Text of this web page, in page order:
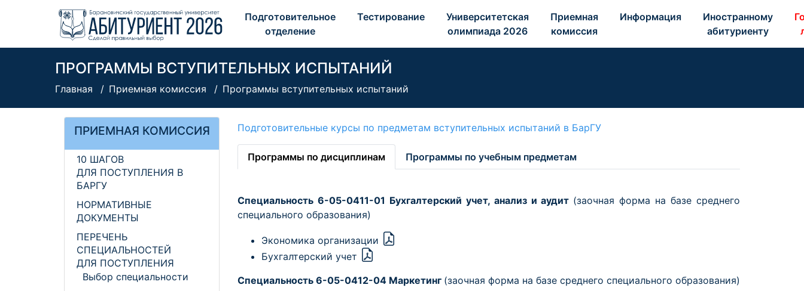
Подготовительное
отделение
Тестирование
Университетская
олимпиада 2026
Приемная
комиссия
Информация
Иностранному
абитуриенту
ПРОГРАММЫ ВСТУПИТЕЛЬНЫХ ИСПЫТАНИЙ
Главная Приемная комиссия Программы вступительных испытаний
ПРИЕМНАЯ КОМИССИЯ
10 ШАГОВ
ДЛЯ ПОСТУПЛЕНИЯ В
БАРГУ
НОРМАТИВНЫЕ
ДОКУМЕНТЫ
ПЕРЕЧЕНЬ
СПЕЦИАЛЬНОСТЕЙ
ДЛЯ ПОСТУПЛЕНИЯ
Выбор специальности
Подготовительные курсы по предметам вступительных испытаний в БарГУ
Программы по дисциплинам Программы по учебным предметам
Специальность 6-05-0411-01 Бухгалтерский учет, анализ и аудит (заочная форма на базе среднего
специального образования)
Экономика организации
Бухгалтерский учет
Специальность 6-05-0412-04 Маркетинг (заочная форма на базе среднего специального образования)